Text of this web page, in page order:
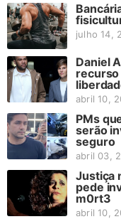
julho 14,
Daniel
abril 10,
PMs
serão
seguro
abril 03,
Justiça
pede
m0rt3
abril 10,